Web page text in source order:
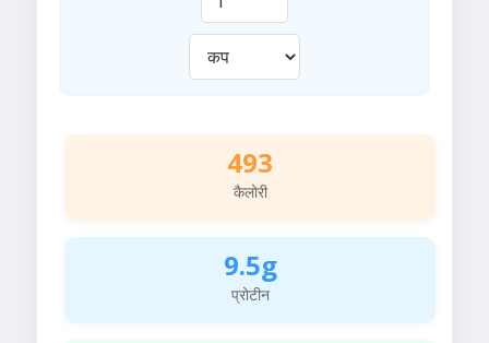
493
कैलोरी
9.5g
प्रोटीन